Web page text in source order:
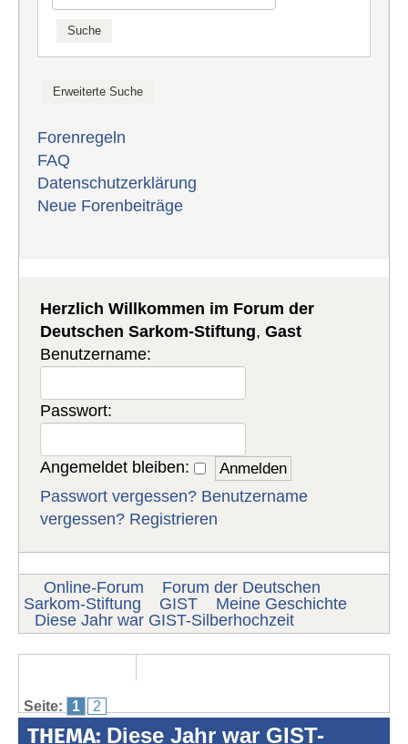
Forenregeln
FAQ
Datenschutzerklärung
Neue Forenbeiträge
Herzlich Willkommen im Forum der
Deutschen Sarkom-Stiftung,Gast
Benutzername:
Passwort:
Angemeldet bleiben:
Passwort vergessen? Benutzername
vergessen? Registrieren
Online-Forum
Forum der Deutschen
Sarkom-Stiftung
GIST
Meine Geschichte
Diese Jahr war GIST-Silberhochzeit
Seite: 1 2
THEMA: Diese Jahr war GIST-